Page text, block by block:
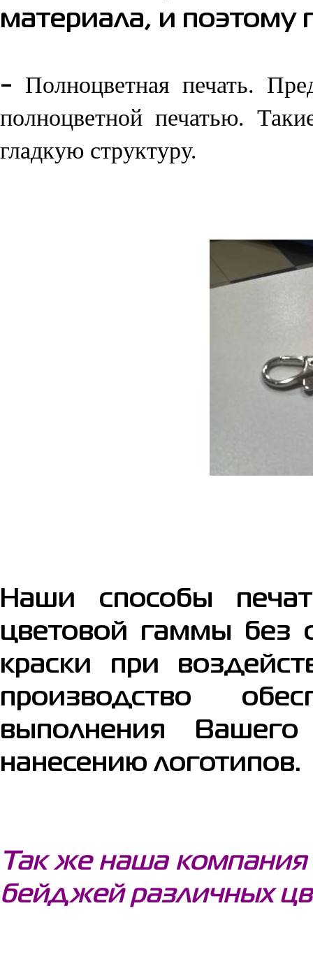
материала, и поэтому
- Полноцветная печать.
полноцветной печатью.
гладкую структуру.
Наши способы
цветовой гаммы без
краски при
производство
выполнения
нанесению логотипов.
Так же наша
бейджей различных